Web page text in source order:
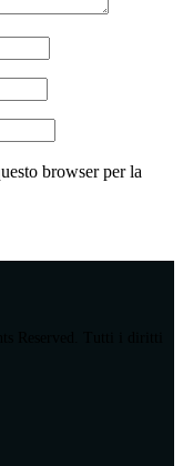
browser per la